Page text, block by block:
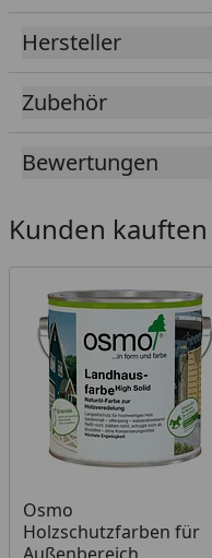
Hersteller
Zubehör
Bewertungen
Kunden
Osmo
Holzschutzfarben für